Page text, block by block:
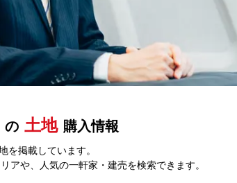
の 土地 購入情報
を掲載しています。
アや、人気の一軒家・建売を検索できます。